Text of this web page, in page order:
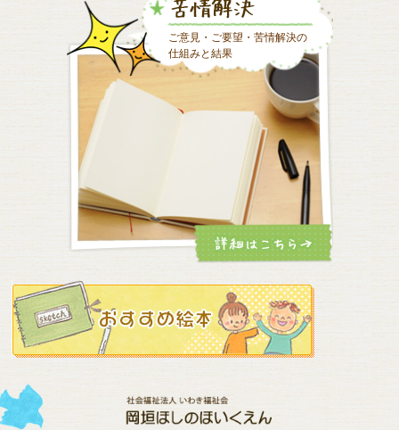
ご意見・ご要望・苦情解決の
仕組みと結果